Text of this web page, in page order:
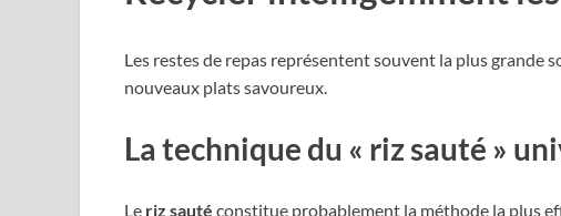
Les restes de repas représentent souvent la plus grande
nouveaux plats savoureux.
La technique du « riz sauté »
Le riz sauté constitue probablement la méthode la plus